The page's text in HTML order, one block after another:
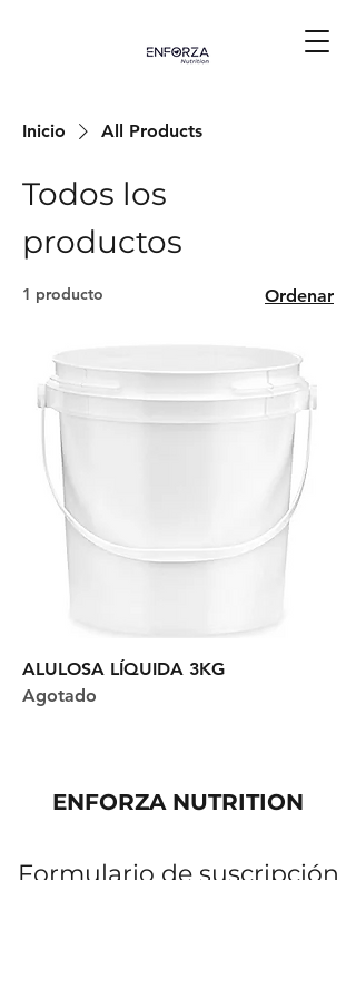
Inicio All Products
Todos los
productos
1 producto Ordenar
ALULOSA LÍQUIDA 3KG
Agotado
ENFORZA NUTRITION
Formulario de suscripción